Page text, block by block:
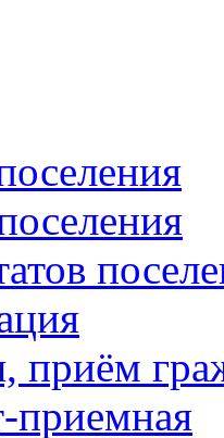
приём
приемная